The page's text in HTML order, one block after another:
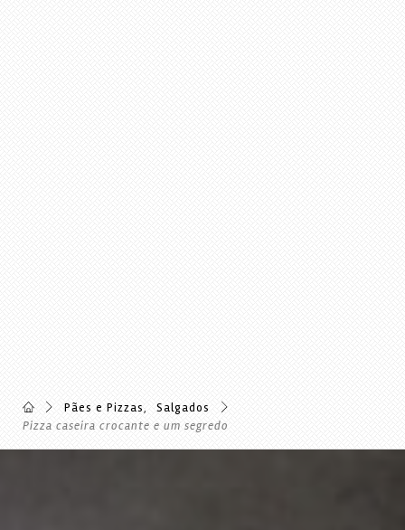
Pães e Pizzas,
Salgados
Pizza caseira crocante e um segredo